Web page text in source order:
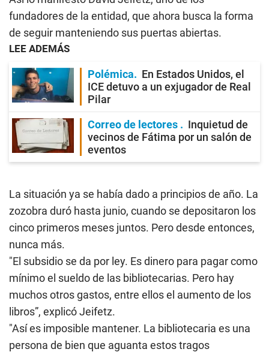
fundadores de la entidad, que ahora busca la forma
de seguir manteniendo sus puertas abiertas.
LEE ADEMÁS
Polémica
En Estados Unidos, el
ICE detuvo a un exjugador de Real
Pilar
Correo de lectores
Inquietud de
vecinos de Fátima por un salón de
eventos
La situación ya se había dado a principios de año. La
zozobra duró hasta junio, cuando se depositaron los
cinco primeros meses juntos. Pero desde entonces,
nunca más.
"El subsidio se da por ley. Es dinero para pagar como
mínimo el sueldo de las bibliotecarias. Pero hay
muchos otros gastos, entre ellos el aumento de los
libros”, explicó Jeifetz.
"Así es imposible mantener. La bibliotecaria es una
persona de bien que aguanta estos tragos